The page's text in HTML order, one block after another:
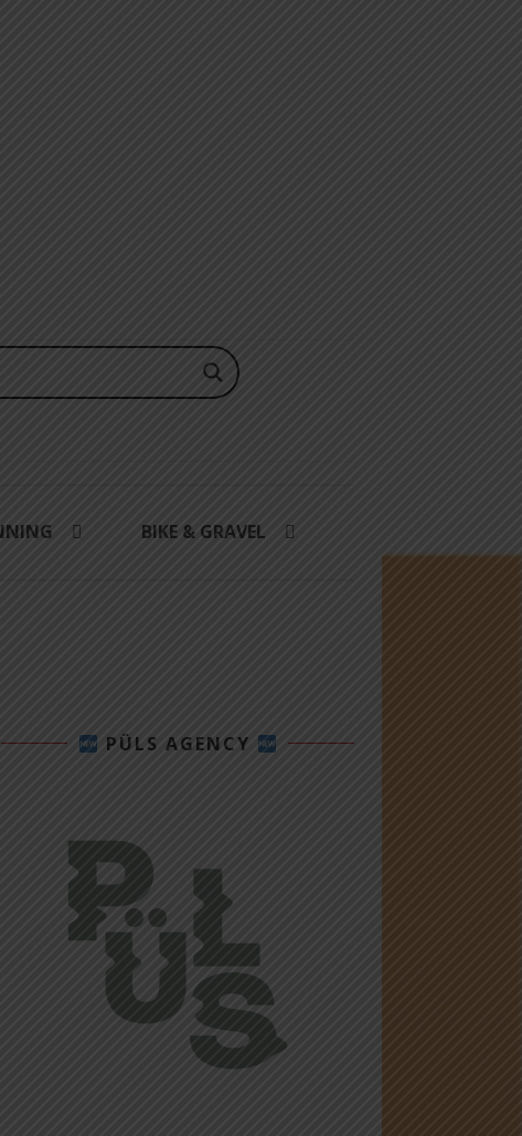
BIKE & GRAVEL
PÜLS AGENCY